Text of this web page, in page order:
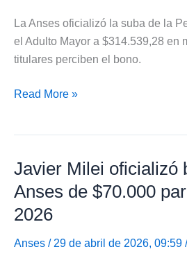
junio
de
2026
La Anses oficializó la suba de la
el Adulto Mayor a $314.539,28 en
titulares perciben el bono.
Pensión
Adulto
Mayor
aumentó
a
$314.539,28
Read More »
Javier Milei oficializó
Anses de $70.000
2026
Anses / 29 de abril de 2026, 09:59